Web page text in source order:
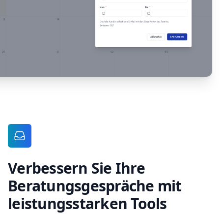
Verbessern Sie Ihre
Beratungsgespräche mit
leistungsstarken Tools